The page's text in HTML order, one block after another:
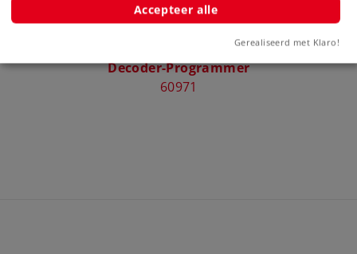
Decoder-Programmer
60971
Accepteer alle
Gerealiseerd met Klaro!